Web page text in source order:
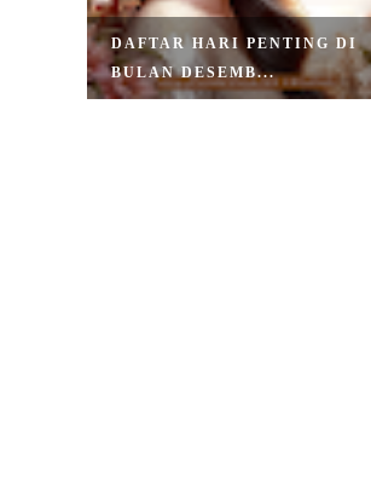
FESTIVAL CAGAR BUDAYA
BANTEN 2025 M...